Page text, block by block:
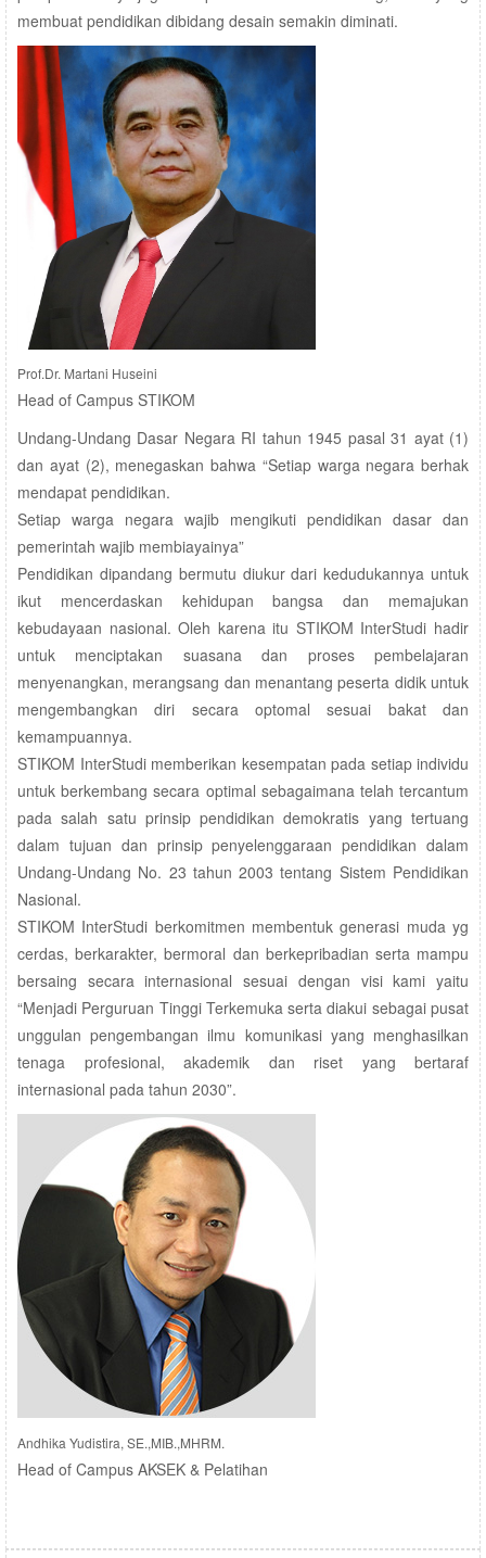
membuat pendidikan dibidang desain semakin diminati.
Prof.Dr. Martani Huseini
Head of Campus STIKOM
Undang-Undang Dasar Negara RI tahun 1945 pasal 31 ayat (1)
dan ayat (2), menegaskan bahwa “Setiap warga negara berhak
mendapat pendidikan.
Setiap warga negara wajib mengikuti pendidikan dasar dan
pemerintah wajib membiayainya”
Pendidikan dipandang bermutu diukur dari kedudukannya untuk
ikut mencerdaskan kehidupan bangsa dan memajukan
kebudayaan nasional. Oleh karena itu STIKOM InterStudi hadir
untuk menciptakan suasana dan proses pembelajaran
menyenangkan, merangsang dan menantang peserta didik untuk
mengembangkan diri secara optomal sesuai bakat dan
kemampuannya.
STIKOM InterStudi memberikan kesempatan pada setiap individu
untuk berkembang secara optimal sebagaimana telah tercantum
pada salah satu prinsip pendidikan demokratis yang tertuang
dalam tujuan dan prinsip penyelenggaraan pendidikan dalam
Undang-Undang No. 23 tahun 2003 tentang Sistem Pendidikan
Nasional.
STIKOM InterStudi berkomitmen membentuk generasi muda yg
cerdas, berkarakter, bermoral dan berkepribadian serta mampu
bersaing secara internasional sesuai dengan visi kami yaitu
“Menjadi Perguruan Tinggi Terkemuka serta diakui sebagai pusat
unggulan pengembangan ilmu komunikasi yang menghasilkan
tenaga profesional, akademik dan riset yang bertaraf
internasional pada tahun 2030”.
Andhika Yudistira, SE.,MIB.,MHRM.
Head of Campus AKSEK & Pelatihan